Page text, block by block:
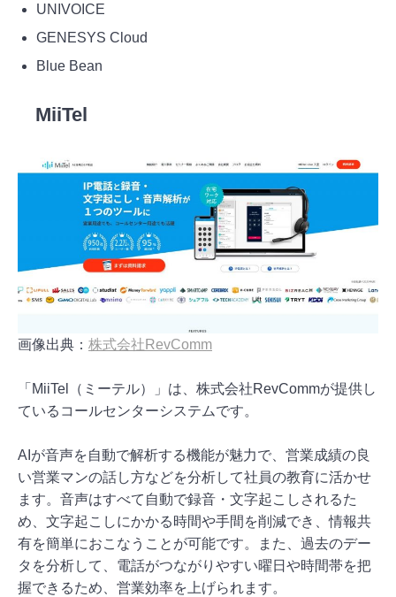
UNIVOICE
GENESYS Cloud
Blue Bean
MiiTel
画像出典： 株式会社RevComm
「MiiTel（ミーテル）」は、株式会社RevCommが提供し
ているコールセンターシステムです。
AIが音声を自動で解析する機能が魅力で、営業成績の良
い営業マンの話し方などを分析して社員の教育に活かせ
ます。音声はすべて自動で録音・文字起こしされるた
め、文字起こしにかかる時間や手間を削減でき、情報共
有を簡単におこなうことが可能です。また、過去のデー
タを分析して、電話がつながりやすい曜日や時間帯を把
握できるため、営業効率を上げられます。